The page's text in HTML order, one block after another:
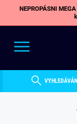
NEPROPÁSNI